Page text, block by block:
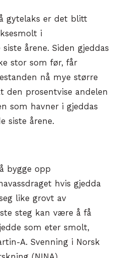
gytelaks er det blitt
i
siste årene. Siden gjeddas
stor som før, får
nå mye større
den prosentvise andelen
som havner i gjeddas
siste årene.
bygge opp
hvis gjedda
like grovt av
steg kan være å få
som eter smolt,
A. Svenning i Norsk